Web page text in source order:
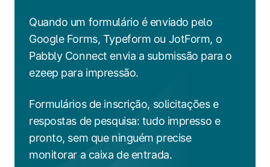
Quando um formulário é enviado pelo
Google Forms, Typeform ou JotForm, o
Pabbly Connect envia a submissão para o
ezeep para impressão.
Formulários de inscrição, solicitações e
respostas de pesquisa: tudo impresso e
pronto, sem que ninguém precise
monitorar a caixa de entrada.